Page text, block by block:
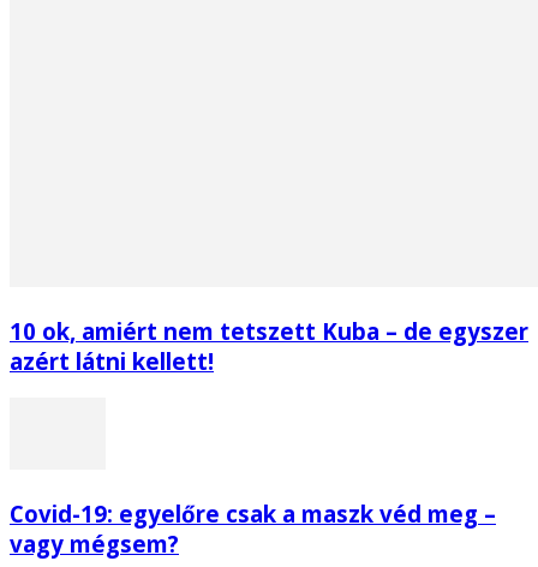
10 ok, amiért nem tetszett Kuba – de egyszer
azért látni kellett!
Covid-19: egyelőre csak a maszk véd meg –
vagy mégsem?